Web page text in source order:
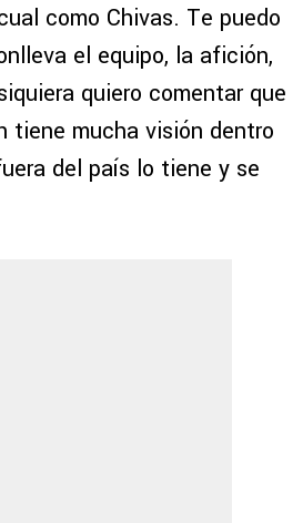
como Chivas. Te puedo
el equipo, la afición,
quiero comentar que
tiene mucha visión dentro
del país lo tiene y se